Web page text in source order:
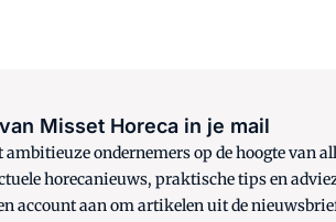
Misset Horeca in je mail
ambitieuze ondernemers op de hoogte van
horecanieuws, praktische tips en
account aan om artikelen uit de